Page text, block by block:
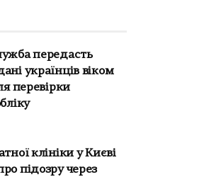
передасть
українців віком
перевірки
клініки у Києві
підозру через